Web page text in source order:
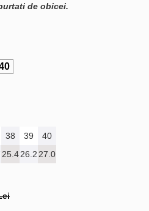
de obicei.
38 39
40
25.426.2 27.0